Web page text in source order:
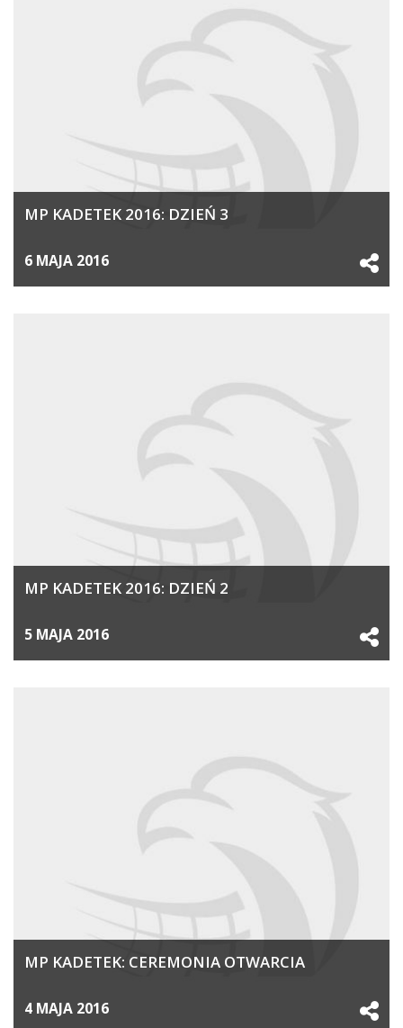
MP KADETEK 2016: DZIEŃ 3
6 MAJA 2016
MP KADETEK 2016: DZIEŃ 2
5 MAJA 2016
MP KADETEK: CEREMONIA OTWARCIA
4 MAJA 2016